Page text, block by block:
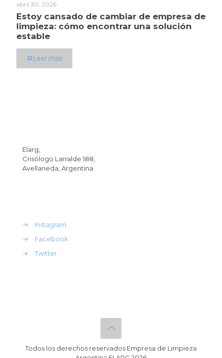
abril 30, 2026
Estoy cansado de cambiar de empresa de
limpieza: cómo encontrar una solución
estable
Leer más
Elarg,
Crisólogo Larralde 188,
Avellaneda, Argentina
→
Instagram
→
Facebook
→
Twitter
Todos los derechos reservados Empresa de Limpieza